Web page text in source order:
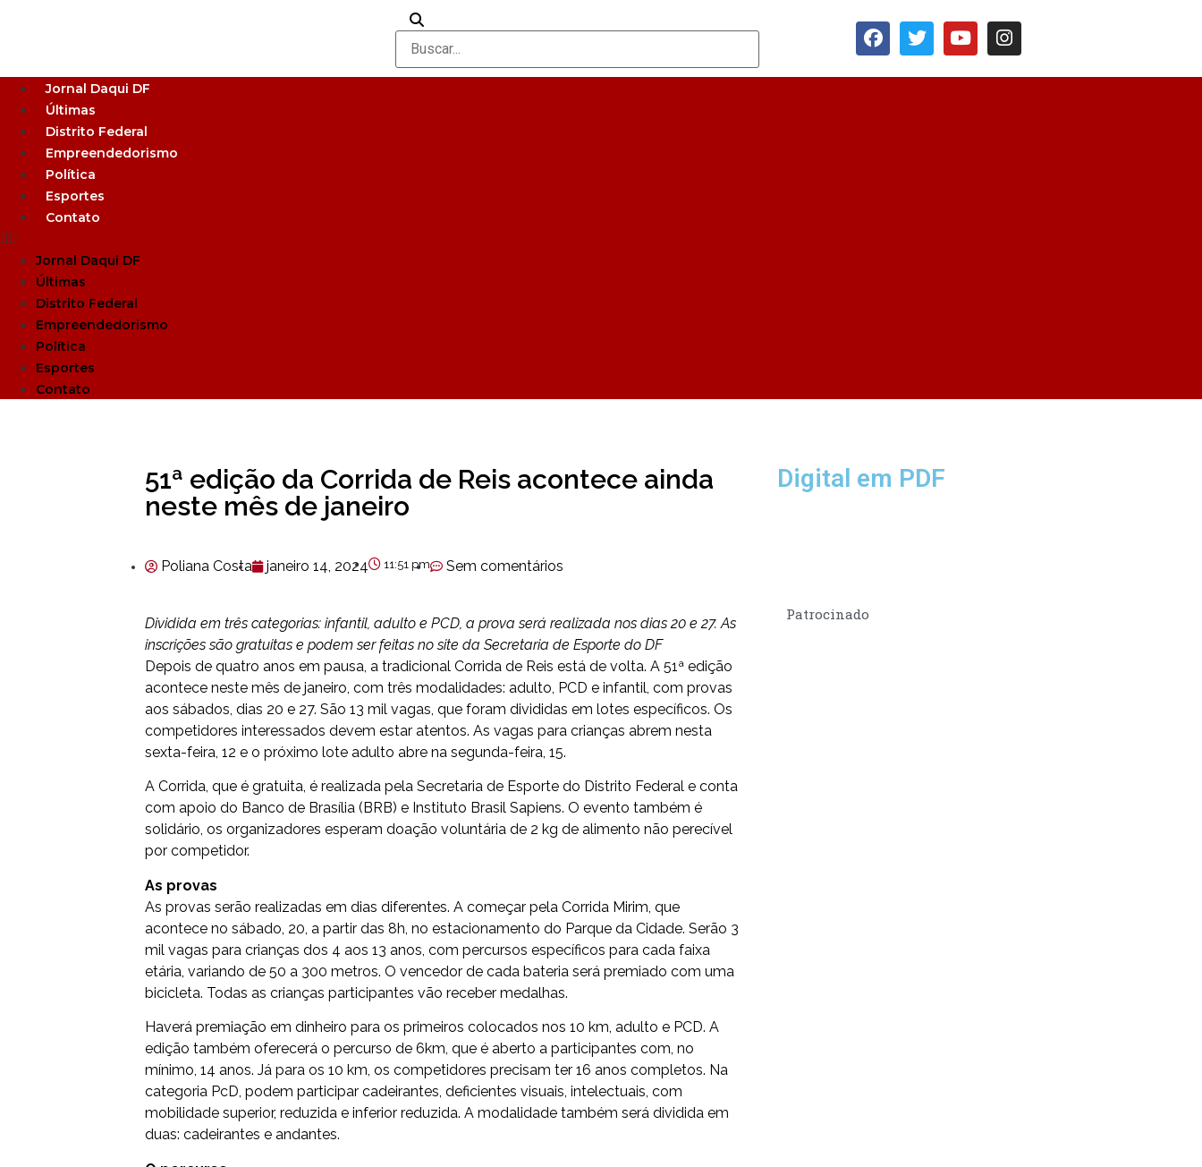
Jornal Daqui DF
Últimas
Distrito Federal
Empreendedorismo
Política
Esportes
Contato
Jornal Daqui DF
Últimas
Distrito Federal
Empreendedorismo
Política
Esportes
Contato
51ª edição da Corrida de Reis acontece ainda
neste mês de janeiro
Poliana Costa janeiro 14, 2024 11:51 pm Sem comentários
Dividida em três categorias: infantil, adulto e PCD, a prova será realizada nos dias 20 e 27. As
inscrições são gratuitas e podem ser feitas no site da Secretaria de Esporte do DF
Depois de quatro anos em pausa, a tradicional Corrida de Reis está de volta. A 51ª edição
acontece neste mês de janeiro, com três modalidades: adulto, PCD e infantil, com provas
aos sábados, dias 20 e 27. São 13 mil vagas, que foram divididas em lotes específicos. Os
competidores interessados devem estar atentos. As vagas para crianças abrem nesta
sexta-feira, 12 e o próximo lote adulto abre na segunda-feira, 15.
A Corrida, que é gratuita, é realizada pela Secretaria de Esporte do Distrito Federal e conta
com apoio do Banco de Brasília (BRB) e Instituto Brasil Sapiens. O evento também é
solidário, os organizadores esperam doação voluntária de 2 kg de alimento não perecível
por competidor.
As provas
As provas serão realizadas em dias diferentes. A começar pela Corrida Mirim, que
acontece no sábado, 20, a partir das 8h, no estacionamento do Parque da Cidade. Serão 3
mil vagas para crianças dos 4 aos 13 anos, com percursos específicos para cada faixa
etária, variando de 50 a 300 metros. O vencedor de cada bateria será premiado com uma
bicicleta. Todas as crianças participantes vão receber medalhas.
Haverá premiação em dinheiro para os primeiros colocados nos 10 km, adulto e PCD. A
edição também oferecerá o percurso de 6km, que é aberto a participantes com, no
mínimo, 14 anos. Já para os 10 km, os competidores precisam ter 16 anos completos. Na
categoria PcD, podem participar cadeirantes, deficientes visuais, intelectuais, com
mobilidade superior, reduzida e inferior reduzida. A modalidade também será dividida em
duas: cadeirantes e andantes.
Digital em PDF
Patrocinado